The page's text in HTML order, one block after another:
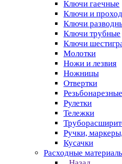
Ключи гаечные
Ключи и
Ключи
Ключи трубные
Ключи
Молотки
Ножи и лезвия
Ножницы
Отвертки
Рулетки
Тележки
Ручки,
Кусачки
Расходные